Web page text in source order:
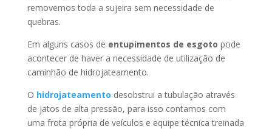
removemos toda a sujeira sem necessidade de
quebras.
Em alguns casos de entupimentos de esgoto pode
acontecer de haver a necessidade de utilização de
caminhão de hidrojateamento.
O hidrojateamento desobstrui a tubulação através
de jatos de alta pressão, para isso contamos com
uma frota própria de veículos e equipe técnica treinada